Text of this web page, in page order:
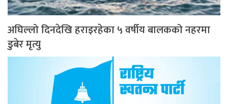
अघिल्लो दिनदेखि हराइरहेका ५ वर्षीय बालकको नहरमा
डुबेर मृत्यु